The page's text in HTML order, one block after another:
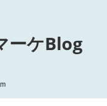
ーケBlog